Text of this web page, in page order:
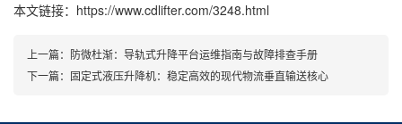
本文链接：https://www.cdlifter.com/3248.html
上一篇： 防微杜渐：导轨式升降平台运维指南与故障排查手册
下一篇： 固定式液压升降机：稳定高效的现代物流垂直输送核心